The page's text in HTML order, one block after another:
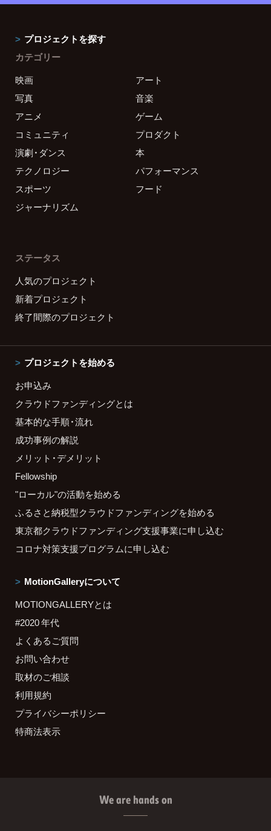
プロジェクトを探す
カテゴリー
映画
アート
写真
音楽
アニメ
ゲーム
コミュニティ
プロダクト
演劇・ダンス
本
テクノロジー
パフォーマンス
スポーツ
フード
ジャーナリズム
ステータス
人気のプロジェクト
新着プロジェクト
終了間際のプロジェクト
プロジェクトを始める
お申込み
クラウドファンディングとは
基本的な手順・流れ
成功事例の解説
メリット・デメリット
Fellowship
"ローカル"の活動を始める
ふるさと納税型クラウドファンディングを始める
東京都クラウドファンディング支援事業に申し込む
コロナ対策支援プログラムに申し込む
MotionGalleryについて
MOTIONGALLERYとは
#2020 年代
よくあるご質問
お問い合わせ
取材のご相談
利用規約
プライバシーポリシー
特商法表示
We are hands on